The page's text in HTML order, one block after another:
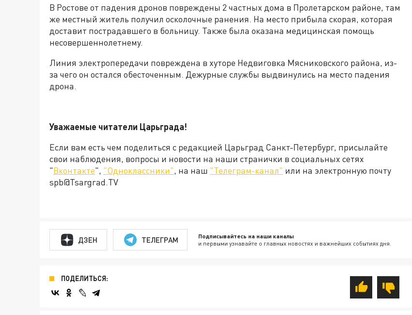
В Ростове от падения дронов повреждены 2 частных дома в Пролетарском районе, там
же местный житель получил осколочные ранения. На место прибыла скорая, которая
доставит пострадавшего в больницу. Также была оказана медицинская помощь
несовершеннолетнему.
Линия электропередачи повреждена в хуторе Недвиговка Мясниковского района, из-
за чего он остался обесточенным. Дежурные службы выдвинулись на место падения
дрона.
Уважаемые читатели Царьграда!
Если вам есть чем поделиться с редакцией Царьград Санкт-Петербург, присылайте
свои наблюдения, вопросы и новости на наши странички в социальных сетях
"Вконтакте", "Одноклассники", на наш "Телеграм-канал" или на электронную почту
spb@Tsargrad.TV
ДЗЕН ТЕЛЕГРАМ Подписывайтесь на наши каналы
и первыми узнавайте о главных новостях и важнейших событиях дня.
ПОДЕЛИТЬСЯ: